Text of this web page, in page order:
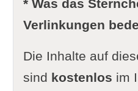
* Was das
Verlinkungen
Die Inhalte auf
sind kostenlos im